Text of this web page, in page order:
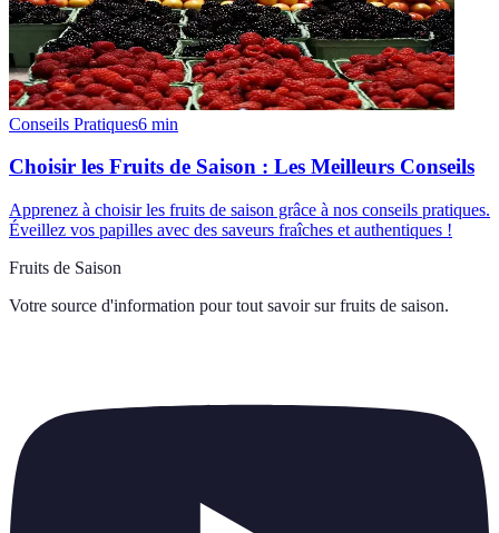
Conseils Pratiques6 min
Choisir les Fruits de Saison : Les Meilleurs Conseils
Apprenez à choisir les fruits de saison grâce à nos conseils pratiques.
Éveillez vos papilles avec des saveurs fraîches et authentiques !
Fruits de Saison
Votre source d'information pour tout savoir sur fruits de saison.